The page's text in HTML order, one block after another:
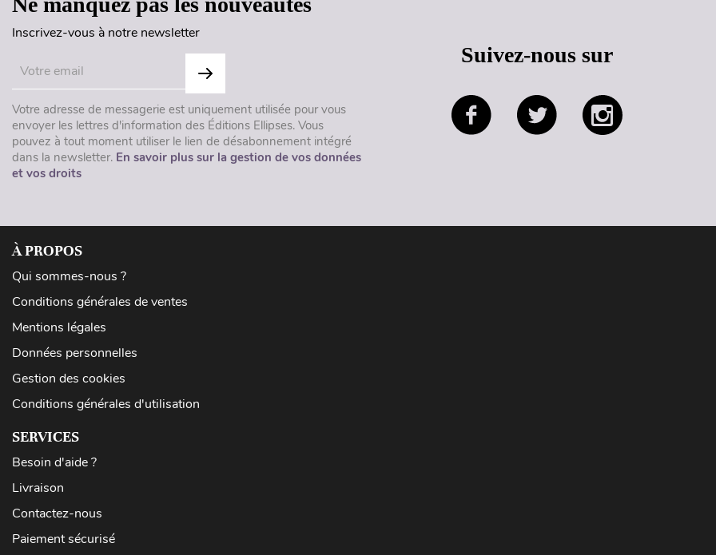
Inscrivez-vous à notre newsletter
Votre adresse de messagerie est uniquement utilisée pour vous
envoyer les lettres d'information des Éditions Ellipses. Vous
pouvez à tout moment utiliser le lien de désabonnement intégré
dans la newsletter. En savoir plus sur la gestion de vos données
et vos droits
Suivez-nous sur
À PROPOS
Qui sommes-nous ?
Conditions générales de ventes
Mentions légales
Données personnelles
Gestion des cookies
Conditions générales d'utilisation
SERVICES
Besoin d'aide ?
Livraison
Contactez-nous
Paiement sécurisé